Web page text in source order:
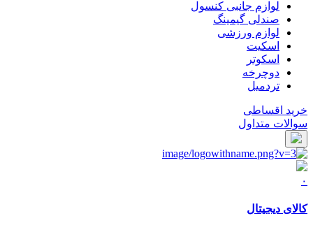
لوازم جانبی کنسول
صندلی گیمینگ
لوازم ورزشی
اسکیت
اسکوتر
دوچرخه
تردمیل
خرید اقساطی
سوالات متداول
۰
کالای دیجیتال